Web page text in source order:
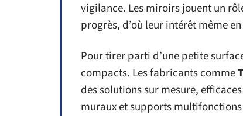
vigilance. Les miroirs jouent un
progrès, d’où leur intérêt même
Pour tirer parti d’une petite
compacts. Les fabricants comme
des solutions sur mesure,
muraux et supports